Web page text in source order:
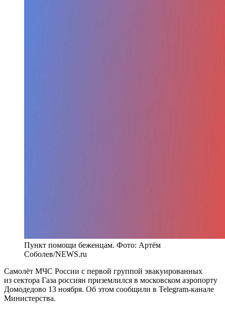
Пункт помощи беженцам. Фото: Артём
Соболев/NEWS.ru
Самолёт МЧС России с первой группой эвакуированных
из сектора Газа россиян приземлился в московском аэропорту
Домодедово 13 ноября. Об этом сообщили в Telegram-канале
Министерства.